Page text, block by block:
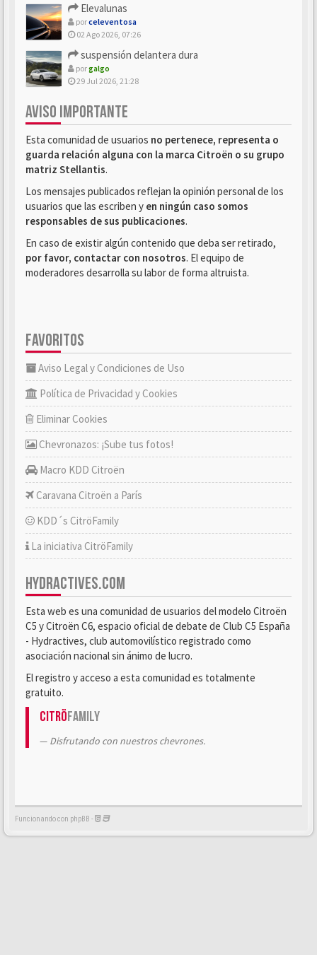
Elevalunas
porceleventosa
02 Ago 2026, 07:26
suspensión delantera dura
porgalgo
29 Jul 2026, 21:28
AVISO IMPORTANTE
Esta comunidad de usuarios no pertenece, representa o
guarda relación alguna con la marca Citroën o su grupo
matriz Stellantis.
Los mensajes publicados reflejan la opinión personal de los
usuarios que las escriben y en ningún caso somos
responsables de sus publicaciones.
En caso de existir algún contenido que deba ser retirado,
por favor, contactar con nosotros. El equipo de
moderadores desarrolla su labor de forma altruista.
FAVORITOS
Aviso Legal y Condiciones de Uso
Política de Privacidad y Cookies
Eliminar Cookies
Chevronazos: ¡Sube tus fotos!
Macro KDD Citroën
Caravana Citroën a París
KDD´s CitröFamily
La iniciativa CitröFamily
HYDRACTIVES.COM
Esta web es una comunidad de usuarios del modelo Citroën
C5 y Citroën C6, espacio oficial de debate de Club C5 España
- Hydractives, club automovilístico registrado como
asociación nacional sin ánimo de lucro.
El registro y acceso a esta comunidad es totalmente
gratuito.
CitröFamily
Disfrutando con nuestros chevrones.
Funcionando con phpBB -